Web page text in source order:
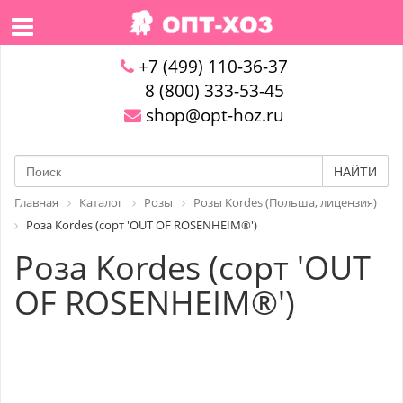
+7 (499) 110-36-37
8 (800) 333-53-45
shop@opt-hoz.ru
НАЙТИ
Главная Каталог Розы
Розы Kordes (Польша, лицензия)
Роза Kordes (сорт 'OUT OF ROSENHEIM®')
Роза Kordes (сорт 'OUT
OF ROSENHEIM®')